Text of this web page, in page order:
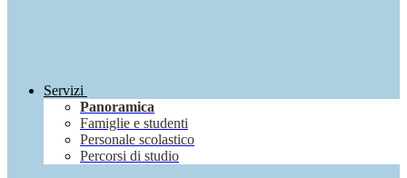
Servizi
Panoramica
Famiglie e studenti
Personale scolastico
Percorsi di studio